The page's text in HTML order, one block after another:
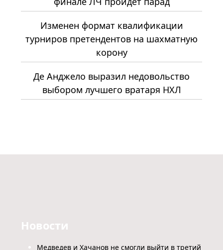
Изменен формат квалификации
турниров претендентов на шахматную
корону
Де Анджело выразил недовольство
выбором лучшего вратаря НХЛ
Новости
Медведев и Хачанов не смогли выйти в третий